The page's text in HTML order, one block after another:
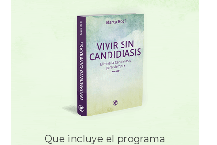
Que incluye el programa